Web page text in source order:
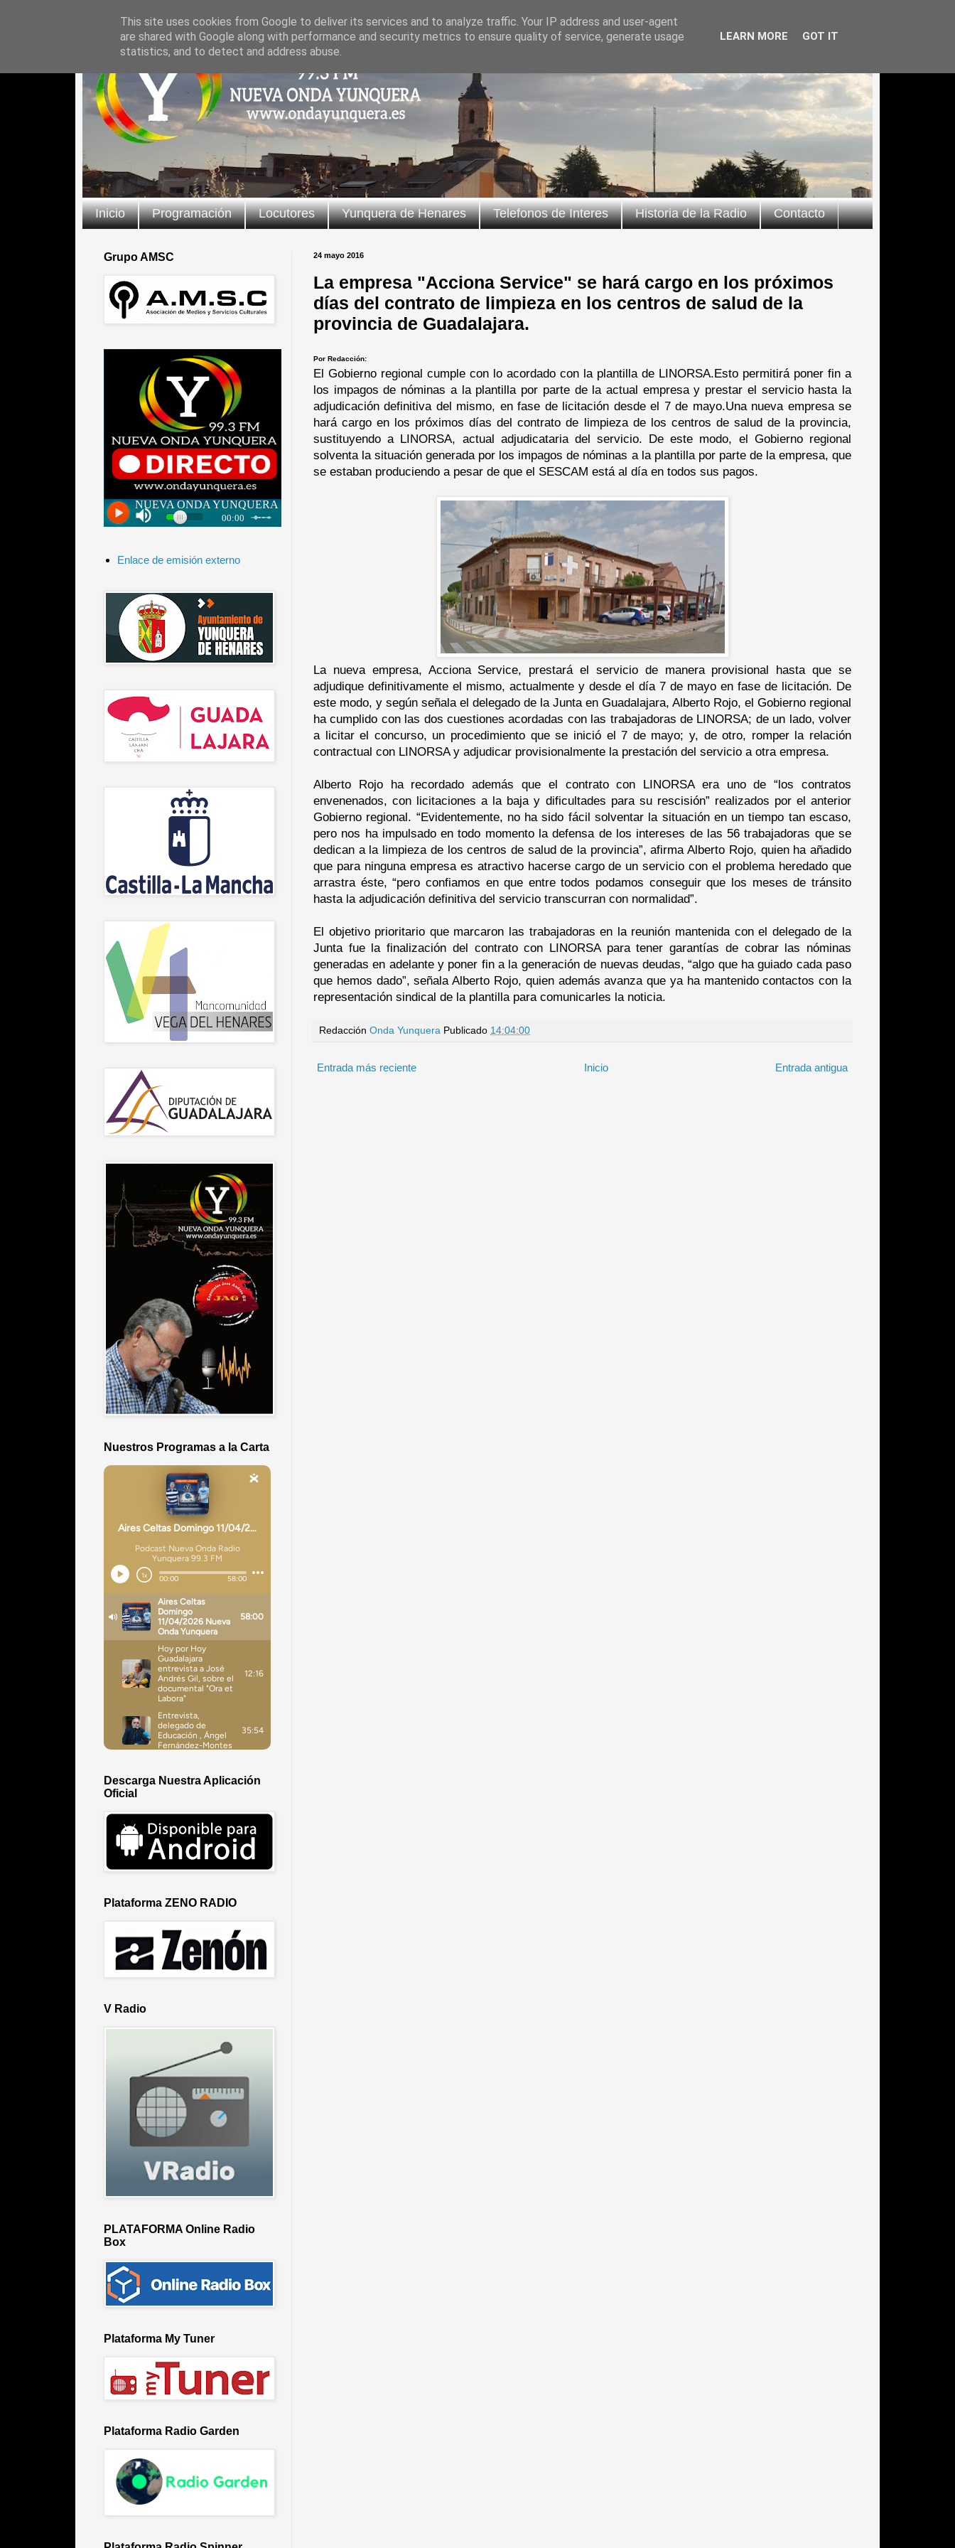
Inicio Programación Locutores Yunquera de Henares Telefonos de Interes Historia de la Radio Contacto
24 mayo 2016
La empresa "Acciona Service" se hará cargo en los próximos
días del contrato de limpieza en los centros de salud de la
provincia de Guadalajara.
Por Redacción:
El Gobierno regional cumple con lo acordado con la plantilla de LINORSA.Esto permitirá poner fin a
los impagos de nóminas a la plantilla por parte de la actual empresa y prestar el servicio hasta la
adjudicación definitiva del mismo, en fase de licitación desde el 7 de mayo.Una nueva empresa se
hará cargo en los próximos días del contrato de limpieza de los centros de salud de la provincia,
sustituyendo a LINORSA, actual adjudicataria del servicio. De este modo, el Gobierno regional
solventa la situación generada por los impagos de nóminas a la plantilla por parte de la empresa, que
se estaban produciendo a pesar de que el SESCAM está al día en todos sus pagos.
La nueva empresa, Acciona Service, prestará el servicio de manera provisional hasta que se
adjudique definitivamente el mismo, actualmente y desde el día 7 de mayo en fase de licitación. De
este modo, y según señala el delegado de la Junta en Guadalajara, Alberto Rojo, el Gobierno regional
ha cumplido con las dos cuestiones acordadas con las trabajadoras de LINORSA; de un lado, volver
a licitar el concurso, un procedimiento que se inició el 7 de mayo; y, de otro, romper la relación
contractual con LINORSA y adjudicar provisionalmente la prestación del servicio a otra empresa.
Alberto Rojo ha recordado además que el contrato con LINORSA era uno de “los contratos
envenenados, con licitaciones a la baja y dificultades para su rescisión” realizados por el anterior
Gobierno regional. “Evidentemente, no ha sido fácil solventar la situación en un tiempo tan escaso,
pero nos ha impulsado en todo momento la defensa de los intereses de las 56 trabajadoras que se
dedican a la limpieza de los centros de salud de la provincia”, afirma Alberto Rojo, quien ha añadido
que para ninguna empresa es atractivo hacerse cargo de un servicio con el problema heredado que
arrastra éste, “pero confiamos en que entre todos podamos conseguir que los meses de tránsito
hasta la adjudicación definitiva del servicio transcurran con normalidad”.
El objetivo prioritario que marcaron las trabajadoras en la reunión mantenida con el delegado de la
Junta fue la finalización del contrato con LINORSA para tener garantías de cobrar las nóminas
generadas en adelante y poner fin a la generación de nuevas deudas, “algo que ha guiado cada paso
que hemos dado”, señala Alberto Rojo, quien además avanza que ya ha mantenido contactos con la
representación sindical de la plantilla para comunicarles la noticia.
Redacción Onda Yunquera Publicado 14:04:00
Entrada más reciente Entrada antigua
Inicio
Grupo AMSC
Enlace de emisión externo
Nuestros Programas a la Carta
Descarga Nuestra Aplicación
Oficial
Plataforma ZENO RADIO
V Radio
PLATAFORMA Online Radio
Box
Plataforma My Tuner
Plataforma Radio Garden
This site uses cookies from Google to deliver its services and to analyze traffic. Your IP address and user-agent
are shared with Google along with performance and security metrics to ensure quality of service, generate usage
statistics, and to detect and address abuse.
LEARN MORE GOT IT